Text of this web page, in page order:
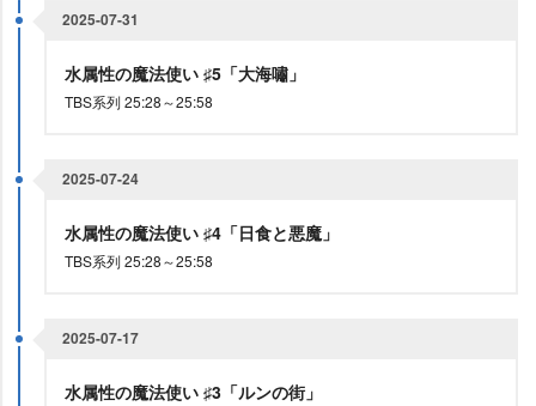
2025-07-31
水属性の魔法使い ♯5「大海嘯」
TBS系列 25:28～25:58
2025-07-24
水属性の魔法使い ♯4「日食と悪魔」
TBS系列 25:28～25:58
2025-07-17
水属性の魔法使い ♯3「ルンの街」